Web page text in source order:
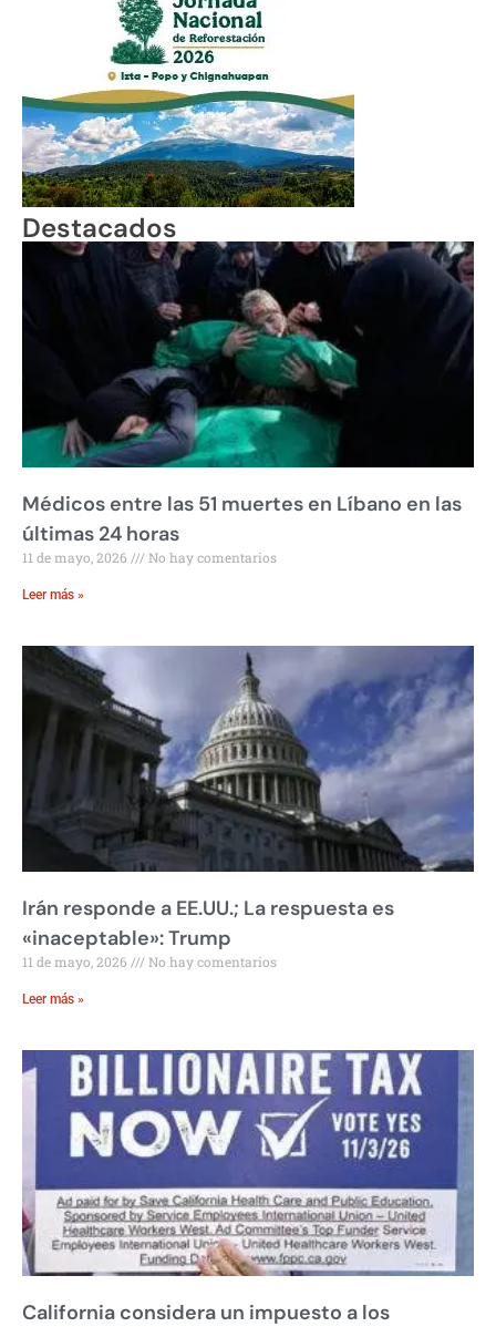
Destacados
Médicos entre las 51 muertes en Líbano en las
últimas 24 horas
11 de mayo, 2026 No hay comentarios
Leer más »
Irán responde a EE.UU.; La respuesta es
«inaceptable»: Trump
11 de mayo, 2026 No hay comentarios
Leer más »
California considera un impuesto a los